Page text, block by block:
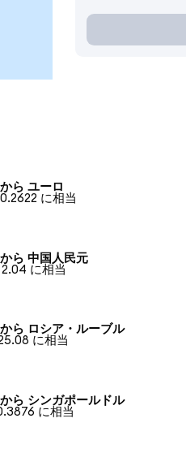
ら ユーロ
に相当
ら 中国人民元
2.04 に相当
ら ロシア・ルーブル
に相当
ら シンガポールドル
に相当